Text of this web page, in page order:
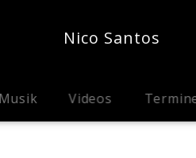
Nico Santos
Musik Videos